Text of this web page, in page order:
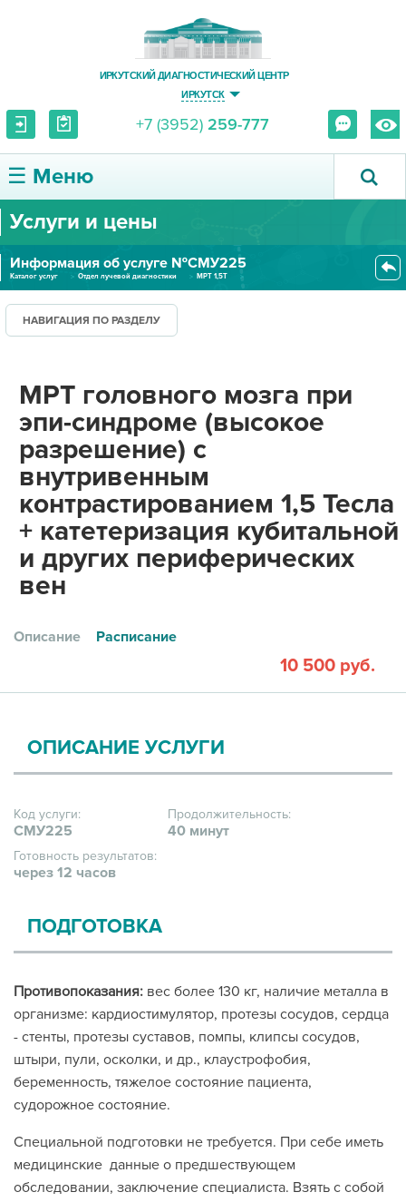
ИРКУТСКИЙ ДИАГНОСТИЧЕСКИЙ ЦЕНТР
ИРКУТСК
+7 (3952) 259-777
☰ Меню
О ЦЕНТРЕ
УСЛУГИ И ЦЕНЫ
ПАЦИЕНТУ
ПРАВОВАЯ ИНФОРМАЦИЯ
Услуги и цены
Информация об услуге №СМУ225
Каталог услуг Отдел лучевой диагностики
МРТ 1,5Т
НАВИГАЦИЯ ПО РАЗДЕЛУ
МРТ головного мозга при
эпи-синдроме (высокое
разрешение) с
внутривенным
контрастированием 1,5 Тесла
+ катетеризация кубитальной
и других периферических
вен
Описание Расписание
10 500 руб.
ОПИСАНИЕ УСЛУГИ
Код услуги:
СМУ225
Продолжительность:
40 минут
Готовность результатов:
через 12 часов
ПОДГОТОВКА
Противопоказания: вес более 130 кг, наличие металла в
организме: кардиостимулятор, протезы сосудов, сердца
- стенты, протезы суставов, помпы, клипсы сосудов,
штыри, пули, осколки, и др., клаустрофобия,
беременность, тяжелое состояние пациента,
судорожное состояние.
Специальной подготовки не требуется. При себе иметь
медицинские данные о предшествующем
обследовании, заключение специалиста. Взять с собой